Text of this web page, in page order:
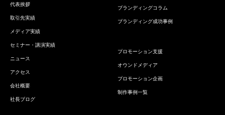
代表挨拶
取引先実績
メディア実績
セミナー・講演実績
ニュース
アクセス
会社概要
社長ブログ
ブランディングコラム
ブランディング成功事例
プロモーション支援
オウンドメディア
プロモーション企画
制作事例一覧